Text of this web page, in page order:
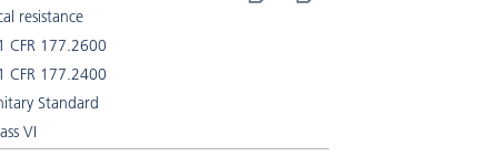
resistance
CFR 177.2600
CFR 177.2400
Standard
VI